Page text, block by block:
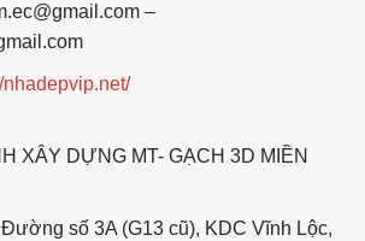
–
nhadepvip.net/
XÂY DỰNG MT- GẠCH 3D MIỀN
số 3A (G13 cũ), KDC Vĩnh Lộc,